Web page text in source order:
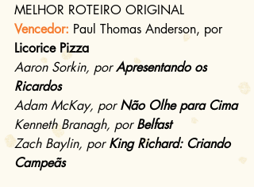
MELHOR ROTEIRO ORIGINAL
Vencedor: Paul Thomas Anderson, por
Licorice Pizza
Aaron Sorkin, por Apresentando os
Ricardos
Adam McKay, por Não Olhe para Cima
Kenneth Branagh, por Belfast
Zach Baylin, por King Richard: Criando
Campeãs